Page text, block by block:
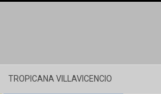
TROPICANA VILLAVICENCIO